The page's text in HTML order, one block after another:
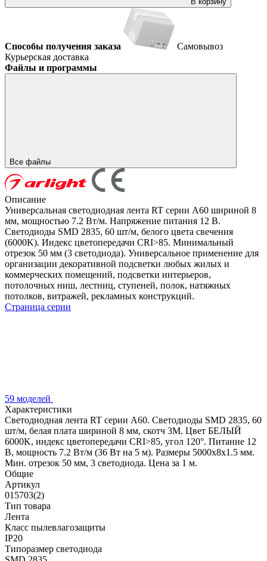
Способы получения заказа
Самовывоз
Курьерская доставка
Файлы и программы
Все файлы
Описание
Универсальная светодиодная лента RT серии A60 шириной 8
мм, мощностью 7.2 Вт/м. Напряжение питания 12 В.
Светодиоды SMD 2835, 60 шт/м, белого цвета свечения
(6000K). Индекс цветопередачи CRI>85. Минимальный
отрезок 50 мм (3 светодиода). Универсальное применение для
организации декоративной подсветки любых жилых и
коммерческих помещений, подсветки интерьеров,
потолочных ниш, лестниц, ступеней, полок, натяжных
потолков, витражей, рекламных конструкций.
Страница серии
59 моделей
Характеристики
Светодиодная лента RT серии A60. Светодиоды SMD 2835, 60
шт/м, белая плата шириной 8 мм, скотч 3M. Цвет БЕЛЫЙ
6000K, индекс цветопередачи CRI>85, угол 120°. Питание 12
В, мощность 7.2 Вт/м (36 Вт на 5 м). Размеры 5000x8x1.5 мм.
Мин. отрезок 50 мм, 3 светодиода. Цена за 1 м.
Общие
Артикул
015703(2)
Тип товара
Лента
Класс пылевлагозащиты
IP20
Типоразмер светодиода